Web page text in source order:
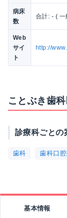
病床
数
合計: - (
Web
サイ
ト
http://
ことぶき歯
診療科ごとの
歯科 歯科口
基本情報